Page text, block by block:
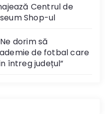
Centrul de
Shop-ul
dorim să
de fotbal care
întreg județul”